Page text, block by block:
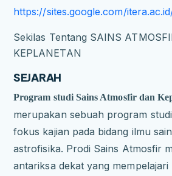
https://sites.google.com/
Sekilas Tentang SAINS
KEPLANETAN
SEJARAH
Program studi Sains Atmosfir dan
merupakan sebuah program
fokus kajian pada bidang ilmu
astrofisika. Prodi Sains Atmosfir
antariksa dekat yang